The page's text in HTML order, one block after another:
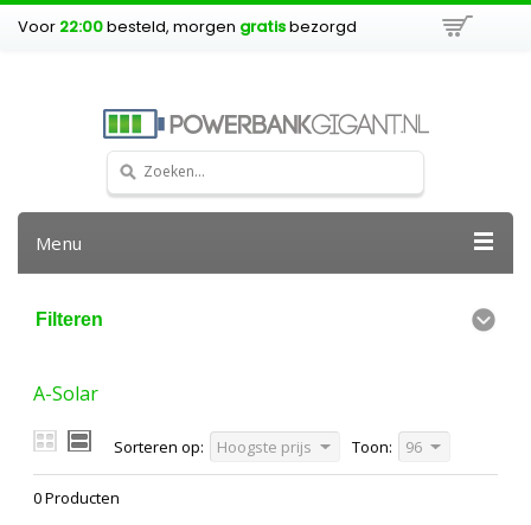
Voor 22:00besteld, morgen gratisbezorgd
Menu
Filteren
A-Solar
Sorteren op: Hoogste prijs Toon: 96
0 Producten